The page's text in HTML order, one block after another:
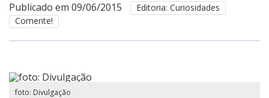
Colunistas
Publicado em 09/06/2015
Editoria: Curiosidades
Comente!
foto: Divulgação